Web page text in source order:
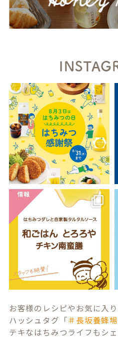
お客様のレシピやお気に入
ハッシュタグ「＃長坂養蜂場
テキなはちみつライフもシ